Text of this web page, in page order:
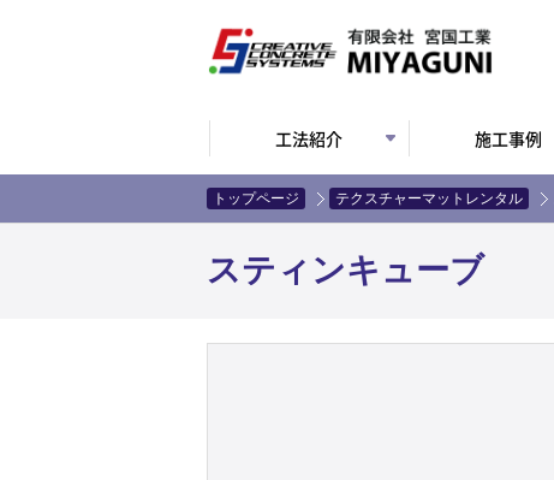
工法紹介 施工事例
トップページ テクスチャーマットレンタル
スティンキューブ